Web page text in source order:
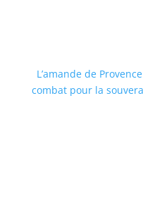
L’amande de
combat pour la